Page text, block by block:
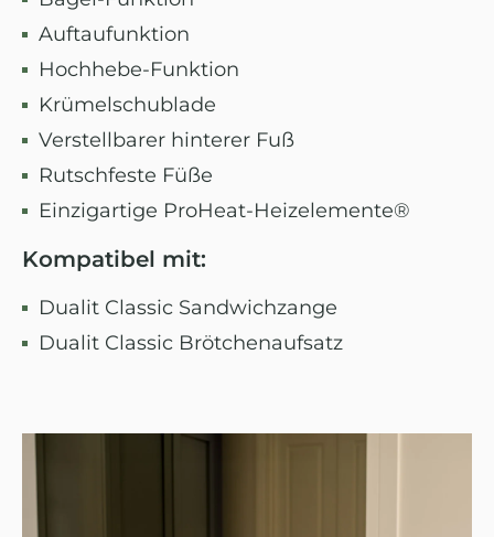
Auftaufunktion
Hochhebe-Funktion
Krümelschublade
Verstellbarer hinterer Fuß
Rutschfeste Füße
Einzigartige ProHeat-Heizelemente®
Kompatibel mit:
Dualit Classic Sandwichzange
Dualit Classic Brötchenaufsatz